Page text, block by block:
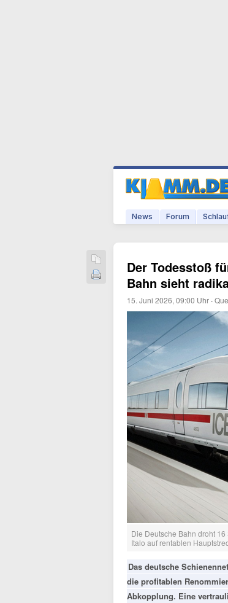
News Forum
Der Todesstoß
Bahn sieht
15. Juni 2026, 09:00 Uhr ·
Die Deutsche Bahn droht
Italo auf rentablen
Das deutsche
die profitablen
Abkopplung. Eine